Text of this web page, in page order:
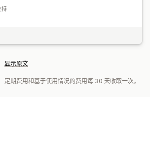
持
显示原文
定期费用和基于使用情况的费用每 30 天收取一次。